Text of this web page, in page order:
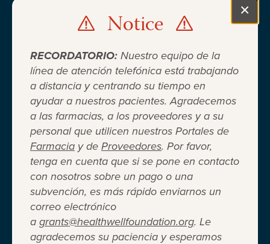
Notice
RECORDATORIO: Nuestro equipo de la
línea de atención telefónica está trabajando
a distancia y centrando su tiempo en
ayudar a nuestros pacientes. Agradecemos
a las farmacias, a los proveedores y a su
personal que utilicen nuestros Portales de
Farmacia y de Proveedores. Por favor,
tenga en cuenta que si se pone en contacto
con nosotros sobre un pago o una
subvención, es más rápido enviarnos un
correo electrónico
a grants@healthwellfoundation.org. Le
agradecemos su paciencia y esperamos
×
Cuando el seguro médico no es
suficiente ®
Entidad 501(c)(3) independiente sin fines de lucro
que brinda asistencia financiera a adultos y niños
para cubrir el costo del coseguro de los
medicamentos recetados, copagos, deducibles,